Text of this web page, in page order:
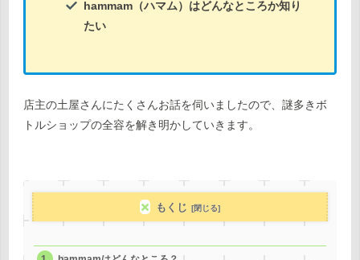
hammam（ハマム）はどんなところか知り
たい
店主の土屋さんにたくさんお話を伺いましたので、謎多きボ
トルショップの全容を解き明かしていきます。
もくじ